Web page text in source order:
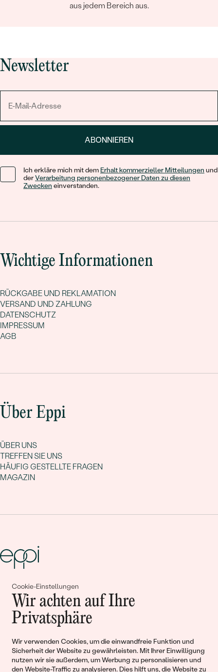
Cookie-Einstellungen
Wir achten auf Ihre
Privatsphäre
Wir verwenden Cookies, um die einwandfreie Funktion und
Sicherheit der Website zu gewährleisten. Mit Ihrer Einwilligung
nutzen wir sie außerdem, um Werbung zu personalisieren und
den Website-Traffic zu analysieren. Dies hilft uns, die Website zu
aus jedem Bereich aus.
Newsletter
ABONNIEREN
Ich erkläre mich mit dem Erhalt kommerzieller Mitteilungen und
derVerarbeitung personenbezogener Daten zu diesen
Zwecken einverstanden.
Wichtige Informationen
RÜCKGABE UND REKLAMATION
VERSAND UND ZAHLUNG
DATENSCHUTZ
IMPRESSUM
AGB
Über Eppi
ÜBER UNS
TREFFEN SIE UNS
HÄUFIG GESTELLTE FRAGEN
MAGAZIN
Gemeinsam erschaffen wir
Geschichten von Schönheit und
Liebe
Begleiten Sie uns!